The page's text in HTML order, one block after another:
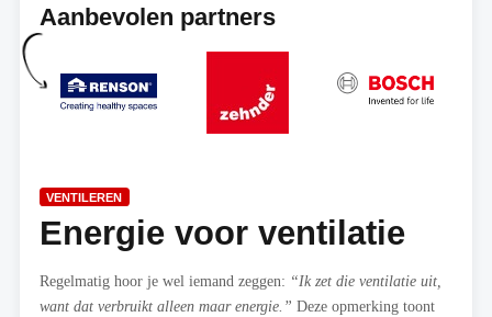
Aanbevolen partners
VENTILEREN
Energie voor ventilatie
Regelmatig hoor je wel iemand zeggen: “Ik zet die ventilatie uit,
want dat verbruikt alleen maar energie.” Deze opmerking toont